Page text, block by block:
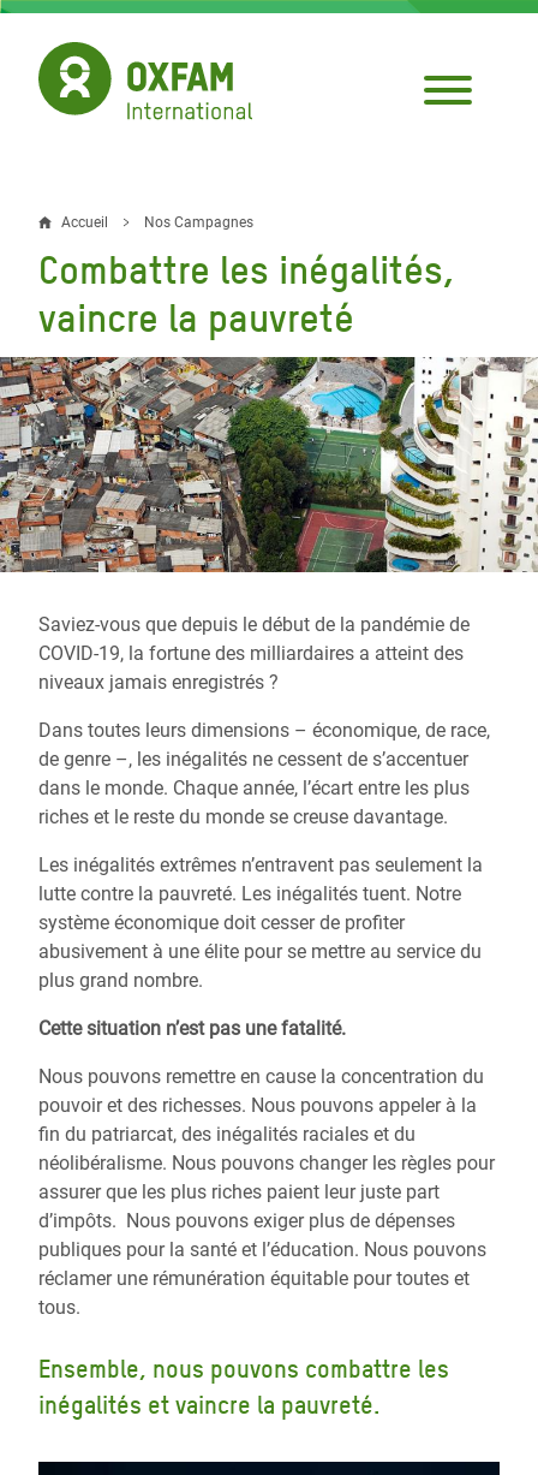
Aller
contenu
principal
Fil
d'Ariane
Accueil Nos Campagnes
Combattre les inégalités,
vaincre la pauvreté
Saviez-vous que depuis le début de la pandémie de
COVID-19, la fortune des milliardaires a atteint des
niveaux jamais enregistrés ?
Dans toutes leurs dimensions – économique, de race,
de genre –, les inégalités ne cessent de s’accentuer
dans le monde. Chaque année, l’écart entre les plus
riches et le reste du monde se creuse davantage.
Les inégalités extrêmes n’entravent pas seulement la
lutte contre la pauvreté. Les inégalités tuent. Notre
système économique doit cesser de profiter
abusivement à une élite pour se mettre au service du
plus grand nombre.
Cette situation n’est pas une fatalité.
Nous pouvons remettre en cause la concentration du
pouvoir et des richesses. Nous pouvons appeler à la
fin du patriarcat, des inégalités raciales et du
néolibéralisme. Nous pouvons changer les règles pour
assurer que les plus riches paient leur juste part
d’impôts. Nous pouvons exiger plus de dépenses
publiques pour la santé et l’éducation. Nous pouvons
réclamer une rémunération équitable pour toutes et
tous.
Ensemble, nous pouvons combattre les
inégalités et vaincre la pauvreté.